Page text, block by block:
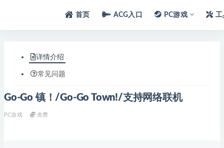
首页 ACG入口 PC游戏
详情介绍
常见问题
Go-Go 镇！/Go-Go Town!/支持网络联机
PC游戏 免费